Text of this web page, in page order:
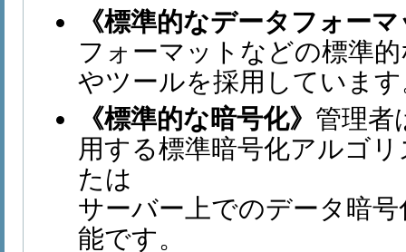
《標準的なデータフォー
フォーマットなどの標準
やツールを採用していま
《標準的な暗号化》 管理者
用する標準暗号化アルゴ
たは
サーバー上でのデータ暗
能です。